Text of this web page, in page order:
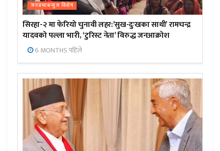
जनप्रभाबन्युज विशेष
सिरहा-२ मा फेरियो चुनावी लहर:’सुख-दुःखका साथी’ रामचन्द्र
यादवको पल्ला भारी, ‘टुरिस्ट नेता’ विरुद्ध जनआक्रोश
6 MONTHS पहिले